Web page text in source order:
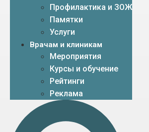
Профилактика и ЗОЖ
Памятки
Услуги
Врачам и клиникам
Мероприятия
Курсы и обучение
Рейтинги
Реклама